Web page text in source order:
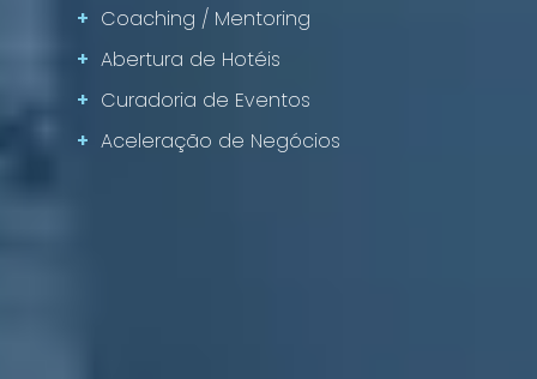
+ Coaching / Mentoring
+ Abertura de Hotéis
+ Curadoria de Eventos
+ Aceleração de Negócios